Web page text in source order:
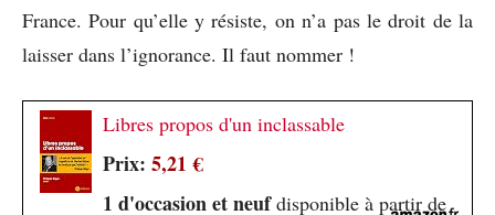
France. Pour qu’elle y résiste, on n’a pas le droit de la
laisser dans l’ignorance. Il faut nommer !
Libres propos d'un inclassable
Prix: 5,21 €
1 d'occasion et neufdisponible à partir de